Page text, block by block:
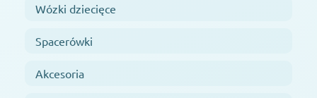
Wózki dziecięce
Spacerówki
Akcesoria